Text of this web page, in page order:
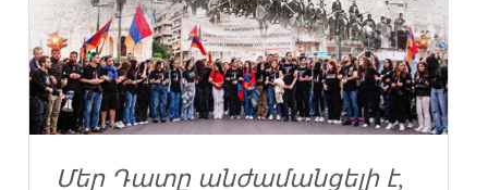
Մեր Դատը անժամանցելի է,